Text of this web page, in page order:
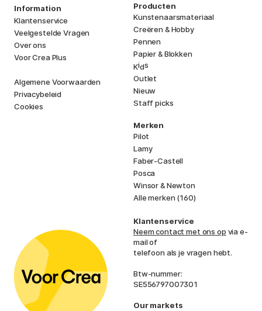
Information
Klantenservice
Veelgestelde Vragen
Over ons
Voor Crea Plus
Algemene Voorwaarden
Privacybeleid
Cookies
Producten
Kunstenaarsmateriaal
Creëren & Hobby
Pennen
Papier & Blokken
Kids
Outlet
Nieuw
Staff picks
Merken
Pilot
Lamy
Faber-Castell
Posca
Winsor & Newton
Alle merken (160)
Klantenservice
Neem contact met ons op via e-
mail of
telefoon als je vragen hebt.
Btw-nummer:
SE556797007301
Our markets